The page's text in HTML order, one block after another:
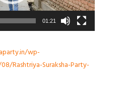
01:21
wp-
Rashtriya-Suraksha-Party-